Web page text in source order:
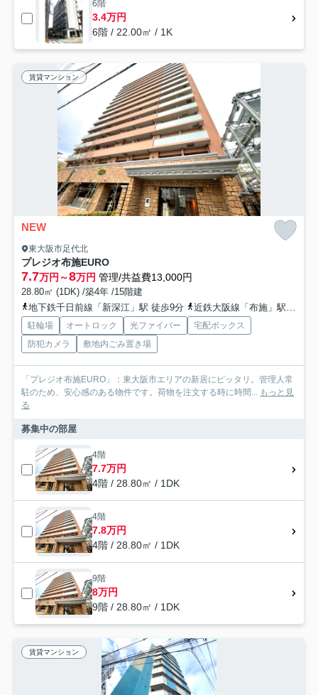
6階
3.4万円
6階 / 22.00㎡ / 1K
賃貸マンション
NEW
東大阪市足代北
プレジオ布施EURO
7.7万円～8万円 管理/共益費13,000円
28.80㎡ (1DK) /築4年 /15階建
地下鉄千日前線「新深江」駅 徒歩9分
近鉄大阪線「布施」駅 徒歩8分
駐輪場 オートロック 光ファイバー
宅配ボックス
防犯カメラ
敷地内ごみ置き場
「プレジオ布施EURO」：東大阪市エリアの新居にピッタリ。管理人常
駐のため、安心感のある物件です。荷物を注文する時に時間... もっと見
る
募集中の部屋
4階
7.7万円
4階 / 28.80㎡ / 1DK
4階
7.8万円
4階 / 28.80㎡ / 1DK
9階
8万円
9階 / 28.80㎡ / 1DK
賃貸マンション